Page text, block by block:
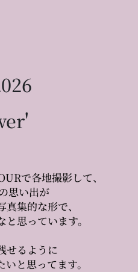
で各地撮影して、
思い出が
集的な形で、
思っています。
せるように
と思ってます。